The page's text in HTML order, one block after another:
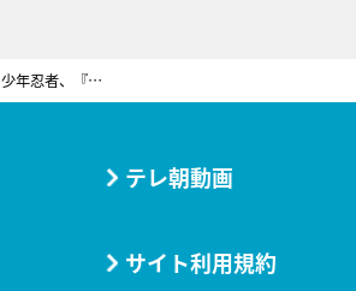
少年忍者、『サマステ』公式応援サポーターに初就任！「サマステの王・少年忍者の出番です！」
テレ朝動画
サイト利用規約